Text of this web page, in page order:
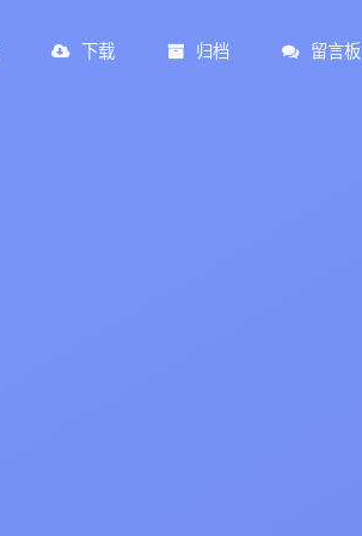
下载 归档 留言板